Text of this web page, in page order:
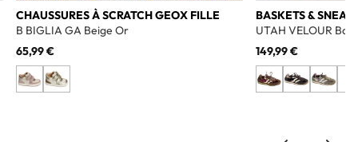
CHAUSSURES À SCRATCH GEOX FILLE
B BIGLIA GA Beige Or
65,99 €
BASKETS &
UTAH VELOUR
149,99 €